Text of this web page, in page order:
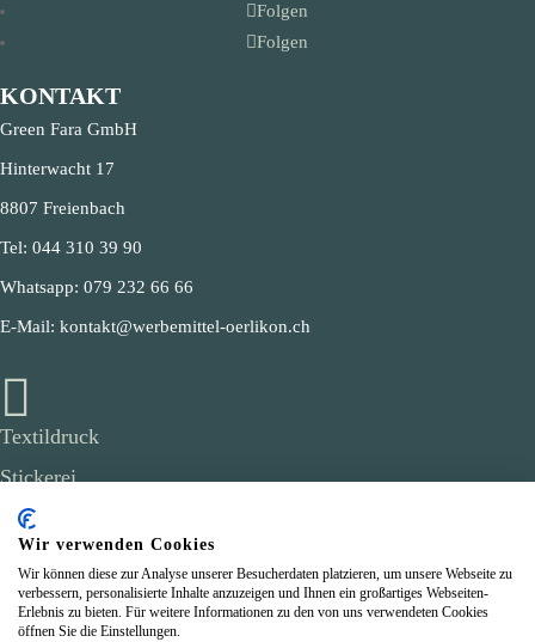
Folgen
Folgen
KONTAKT
Green Fara GmbH
Hinterwacht 17
8807 Freienbach
Tel: 044 310 39 90
Whatsapp: 079 232 66 66
E-Mail: kontakt@werbemittel-oerlikon.ch

Textildruck
Stickerei
Arbeitskleidung
Über uns
Wir verwenden Cookies
Wir können diese zur Analyse unserer Besucherdaten platzieren, um unsere Webseite zu
verbessern, personalisierte Inhalte anzuzeigen und Ihnen ein großartiges Webseiten-
Erlebnis zu bieten. Für weitere Informationen zu den von uns verwendeten Cookies
öffnen Sie die Einstellungen.